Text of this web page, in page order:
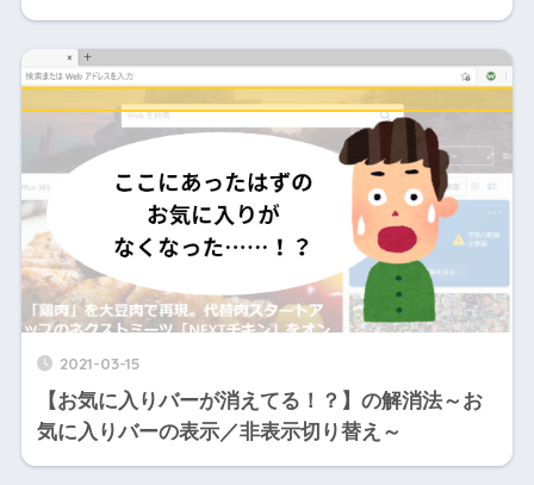
2021-03-15
【お気に入りバーが消えてる！？】の解消法～お
気に入りバーの表示／非表示切り替え～